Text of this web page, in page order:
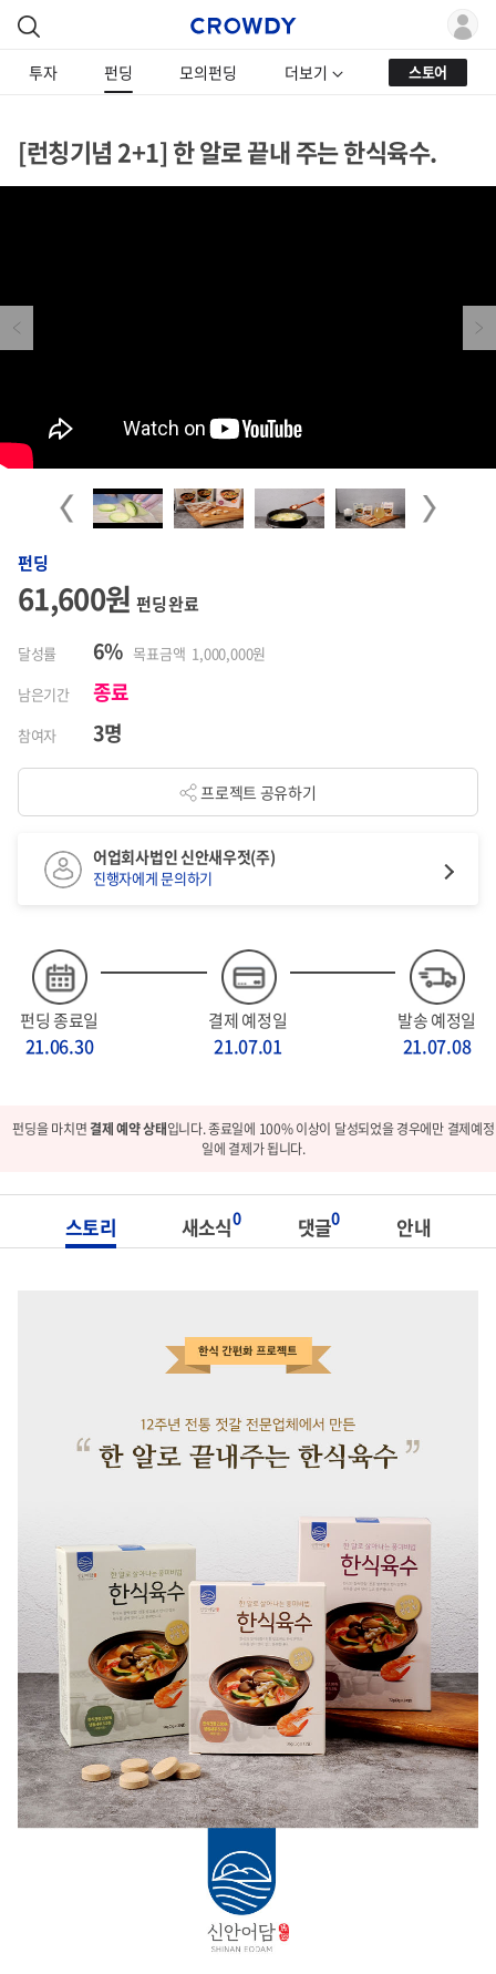
투자 펀딩 모의펀딩 더보기 스토어
[런칭기념 2+1] 한 알로 끝내 주는 한식육수.
Previous Next
Previous Next
펀딩
61,600원펀딩 완료
달성률 6% 목표금액 1,000,000원
남은기간
종료
참여자 3명
프로젝트 공유하기
펀딩 종료일
21.06.30
결제 예정일
21.07.01
발송 예정일
21.07.08
어업회사법인 신안새우젓(주)
진행자에게 문의하기
펀딩을 마치면결제 예약 상태입니다. 종료일에 100% 이상이 달성되었을 경우에만 결제예정
일에 결제가 됩니다.
스토리 새소식0 댓글0 안내